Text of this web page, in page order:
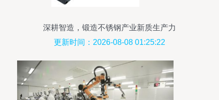
深耕智造，锻造不锈钢产业新质生产力
更新时间：2026-08-08 01:25:22